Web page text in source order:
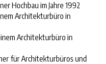
Hochbau im Jahre 1992
Architekturbüro in
Architekturbüro in
für Architekturbüros und